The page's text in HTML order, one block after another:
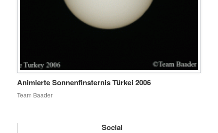
Animierte Sonnenfinsternis Türkei 2006
Team Baader
Social